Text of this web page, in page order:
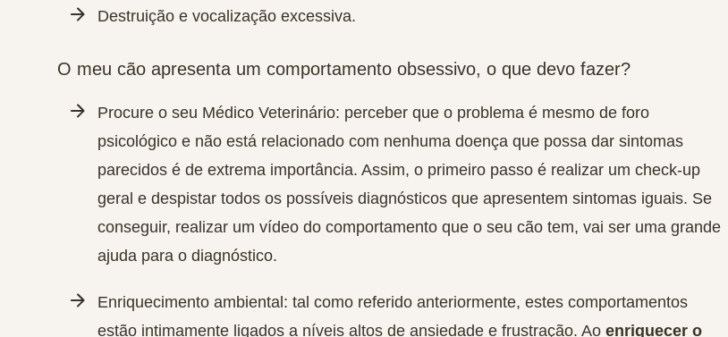
Destruição e vocalização excessiva.
O meu cão apresenta um comportamento obsessivo, o que devo fazer?
Procure o seu Médico Veterinário: perceber que o problema é mesmo de foro
psicológico e não está relacionado com nenhuma doença que possa dar sintomas
parecidos é de extrema importância. Assim, o primeiro passo é realizar um check-up
geral e despistar todos os possíveis diagnósticos que apresentem sintomas iguais. Se
conseguir, realizar um vídeo do comportamento que o seu cão tem, vai ser uma grande
ajuda para o diagnóstico.
Enriquecimento ambiental: tal como referido anteriormente, estes comportamentos
estão intimamente ligados a níveis altos de ansiedade e frustração. Ao enriquecer o